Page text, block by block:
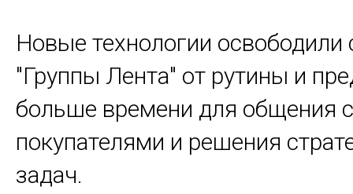
Новые технологии освободили
"Группы Лента" от рутины и
больше времени для общения с
покупателями и решения
задач.